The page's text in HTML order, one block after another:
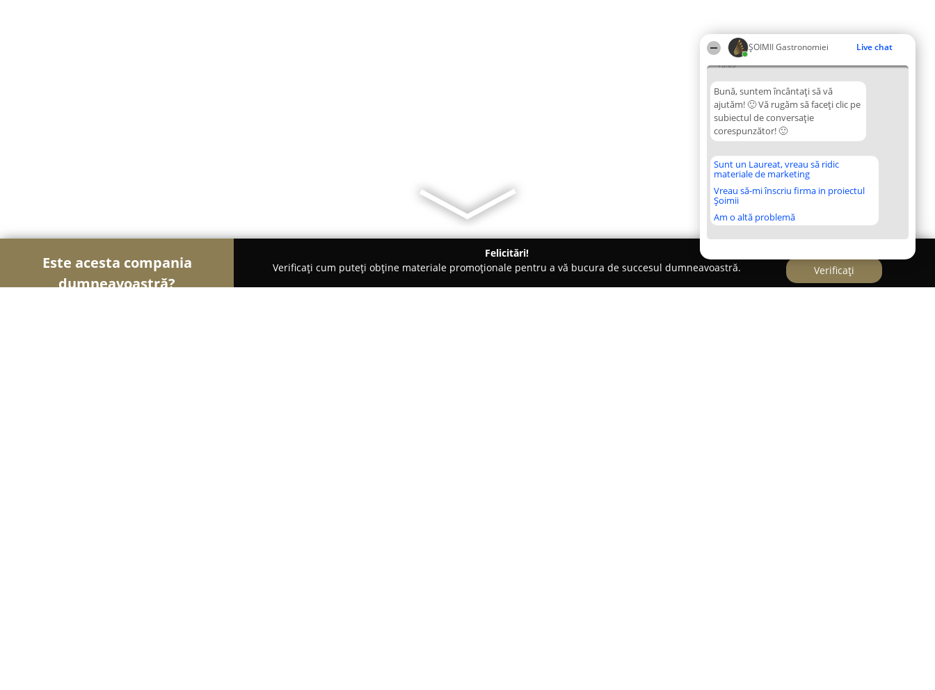
ȘOIMII Gastronomiei Live chat
15:03
Bună, suntem încântați să vă
ajutăm! 🙂 Vă rugăm să faceți clic pe
subiectul de conversație
corespunzător! 🙂
Sunt un Laureat, vreau să ridic
materiale de marketing
Vreau să-mi înscriu firma in proiectul
Șoimii
Am o altă problemă
Este acesta compania
dumneavoastră?
Felicitări!
Verificați cum puteți obține materiale promoționale pentru a vă bucura de succesul dumneavoastră.
Verificați